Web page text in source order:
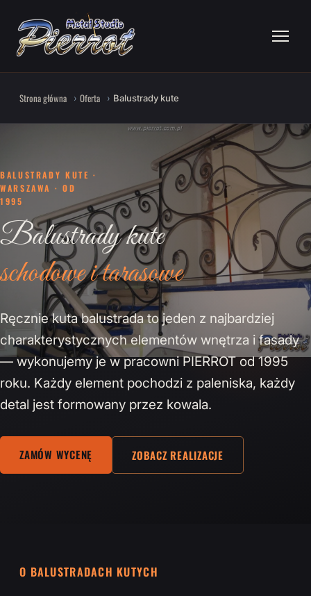
Strona główna Oferta Balustrady kute
BALUSTRADY KUTE ·
WARSZAWA · OD
1995
Balustrady kute
schodowe i tarasowe
Ręcznie kuta balustrada to jeden z najbardziej
charakterystycznych elementów wnętrza i fasady
— wykonujemy je w pracowni PIERROT od 1995
roku. Każdy element pochodzi z paleniska, każdy
detal jest formowany przez kowala.
ZAMÓW WYCENĘ ZOBACZ REALIZACJE
O BALUSTRADACH KUTYCH